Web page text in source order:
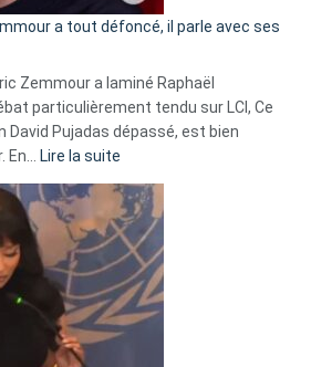
«
C’est
fake
news
»
a tout défoncé, il parle avec ses
Zemmour a laminé Raphaël
particulièrement tendu sur LCI, Ce
David Pujadas dépassé, est bien
En… Lire la suite
Erik
Tegnér
exulte
:
« Zemmour
a
tout